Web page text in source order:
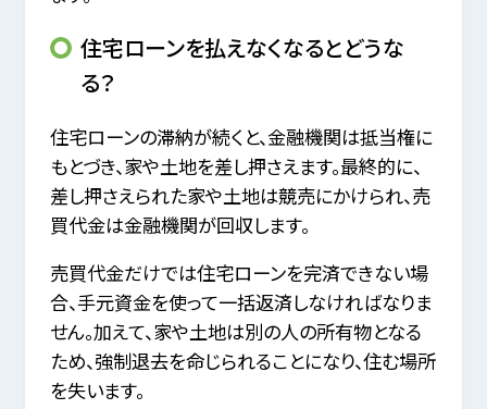
住宅ローンを払えなくなるとどうな
る？
住宅ローンの滞納が続くと、金融機関は抵当権に
もとづき、家や土地を差し押さえます。最終的に、
差し押さえられた家や土地は競売にかけられ、売
買代金は金融機関が回収します。
売買代金だけでは住宅ローンを完済できない場
合、手元資金を使って一括返済しなければなりま
せん。加えて、家や土地は別の人の所有物となる
ため、強制退去を命じられることになり、住む場所
を失います。